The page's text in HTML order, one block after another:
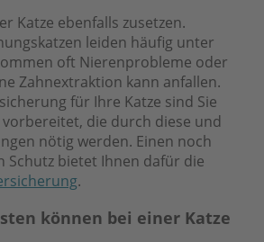
Katze ebenfalls zusetzen.
leiden häufig unter
oft Nierenprobleme oder
Zahnextraktion kann anfallen.
für Ihre Katze sind Sie
die durch diese und
nötig werden. Einen noch
Schutz bietet Ihnen dafür die
.
können bei einer Katze